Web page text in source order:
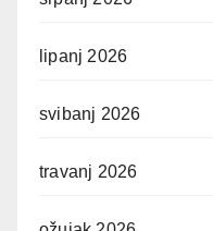
lipanj 2026
svibanj 2026
travanj 2026